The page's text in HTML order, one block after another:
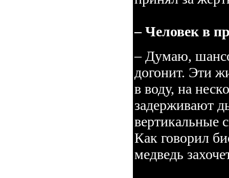
– Человек в
– Думаю,
догонит. Эти
в воду, на
задерживают
вертикальные
Как говорил
медведь